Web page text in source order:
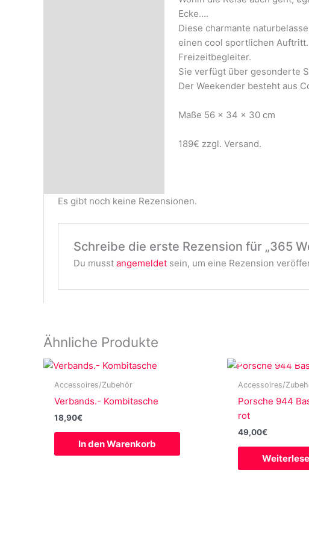
Ecke….
Diese charmante
einen cool sportlichen
Freizeitbegleiter.
Sie verfügt über gesonderte
Der Weekender besteht aus
Maße 56 x 34 x 30 cm
189€ zzgl. Versand.
Es gibt noch keine Rezensionen.
Schreibe die erste Rezension für „365
Du musst angemeldetsein, um eine Rezension
Ähnliche Produkte
Accessoires/Zubehör
Verbands.- Kombitasche
18,90€
In den Warenkorb
Accessoires/
Porsche 944
rot
49,00€